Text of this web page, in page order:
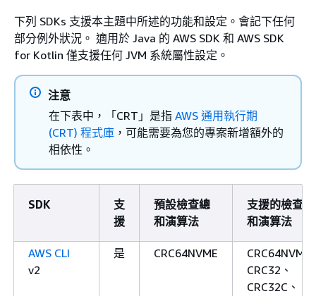
下列 SDKs 支援本主題中所述的功能和設定。會記下任何
部分例外狀況。 適用於 Java 的 AWS SDK 和 AWS SDK
for Kotlin 僅支援任何 JVM 系統屬性設定。
注意
在下表中，「CRT」是指 AWS 通用執行期
(CRT) 程式庫 ，可能需要為您的專案新增額外的
相依性。
SDK
支
援
預設檢查總
和演算法
支援的檢查總
和演算法
AWS CLI
v2
是 CRC64NVME
CRC64NVME
CRC32、
CRC32C、